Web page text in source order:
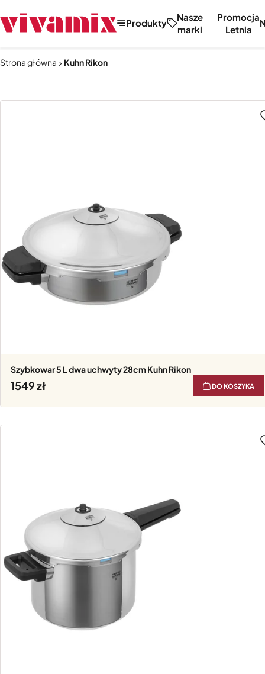
Produkty
Nasze
marki
Promocja
Letnia
Strona główna Kuhn Rikon
Szybkowar 5 L dwa uchwyty 28cm Kuhn Rikon
1549 DO KOSZYKA